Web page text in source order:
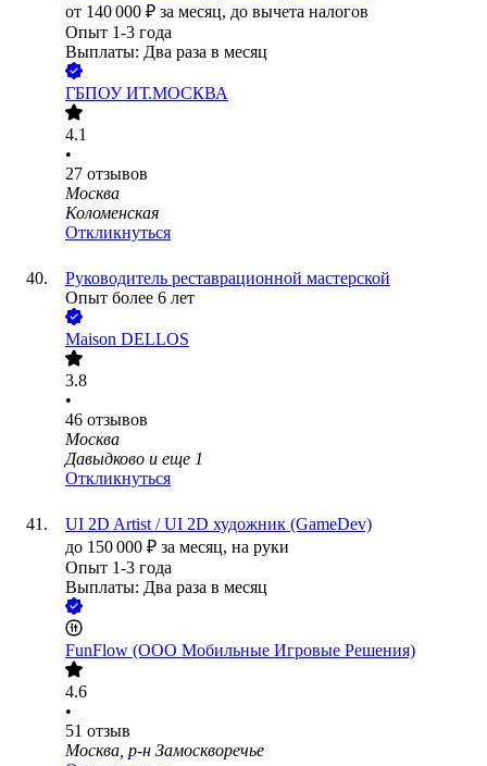
от 140 000 ₽ за месяц, до вычета налогов
Опыт 1-3 года
Выплаты: Два раза в месяц
ГБПОУ ИТ.МОСКВА
4.1
•
27 отзывов
Москва
Коломенская
Откликнуться
Руководитель реставрационной мастерской
Опыт более 6 лет
Maison DELLOS
3.8
•
46 отзывов
Москва
Давыдково и еще 1
Откликнуться
UI 2D Artist / UI 2D художник (GameDev)
до 150 000 ₽ за месяц, на руки
Опыт 1-3 года
Выплаты: Два раза в месяц
FunFlow (ООО Мобильные Игровые Решения)
4.6
•
51 отзыв
Москва, р-н Замоскворечье